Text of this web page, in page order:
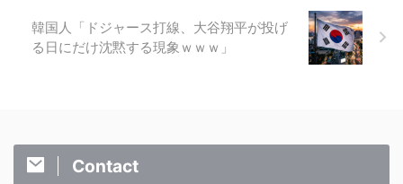
韓国人「ドジャース打線、大谷翔平が投げ
る日にだけ沈黙する現象ｗｗｗ」
Contact